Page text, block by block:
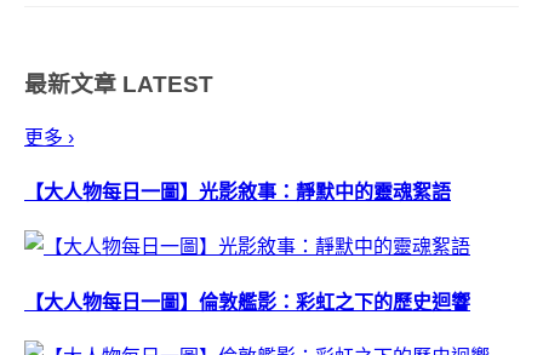
最新文章 LATEST
更多 ›
【大人物每日一圖】光影敘事：靜默中的靈魂絮語
【大人物每日一圖】倫敦艦影：彩虹之下的歷史迴響